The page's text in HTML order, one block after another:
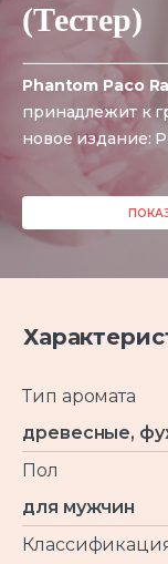
(Тестер)
Phantom Paco
принадлежит к
новое издание:
Тип аромата
древесные,
Пол
для мужчин